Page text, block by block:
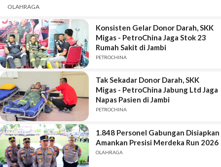
OLAHRAGA
Konsisten Gelar Donor Darah, SKK
Migas - PetroChina Jaga Stok 23
Rumah Sakit di Jambi
PETROCHINA
Tak Sekadar Donor Darah, SKK
Migas - PetroChina Jabung Ltd Jaga
Napas Pasien di Jambi
PETROCHINA
1.848 Personel Gabungan Disiapkan
Amankan Presisi Merdeka Run 2026
OLAHRAGA